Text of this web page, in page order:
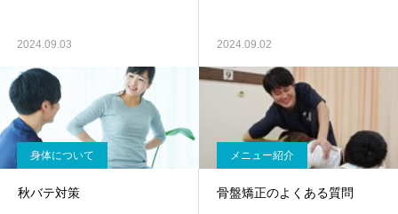
2024.09.03 2024.09.02
身体について
秋バテ対策
メニュー紹介
骨盤矯正のよくある質問